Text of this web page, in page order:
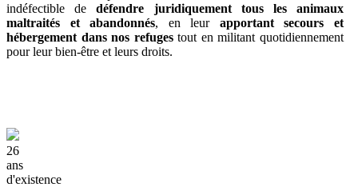
indéfectible dedéfendre juridiquement tous les animaux
maltraités et abandonnés, en leur apportant secours et
hébergement dans nos refugestout en militant quotidiennement
pour leur bien-être et leurs droits.
26
ans
d'existence